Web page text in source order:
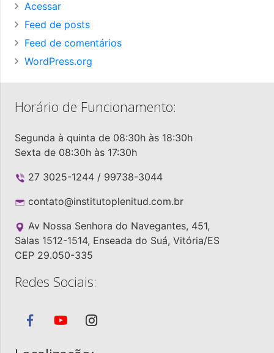
Acessar
Feed de posts
Feed de comentários
WordPress.org
Horário de Funcionamento:
Segunda à quinta de 08:30h às 18:30h
Sexta de 08:30h às 17:30h
27 3025-1244 / 99738-3044
contato@institutoplenitud.com.br
Av Nossa Senhora do Navegantes, 451,
Salas 1512-1514, Enseada do Suá, Vitória/ES
CEP 29.050-335
Redes Sociais: